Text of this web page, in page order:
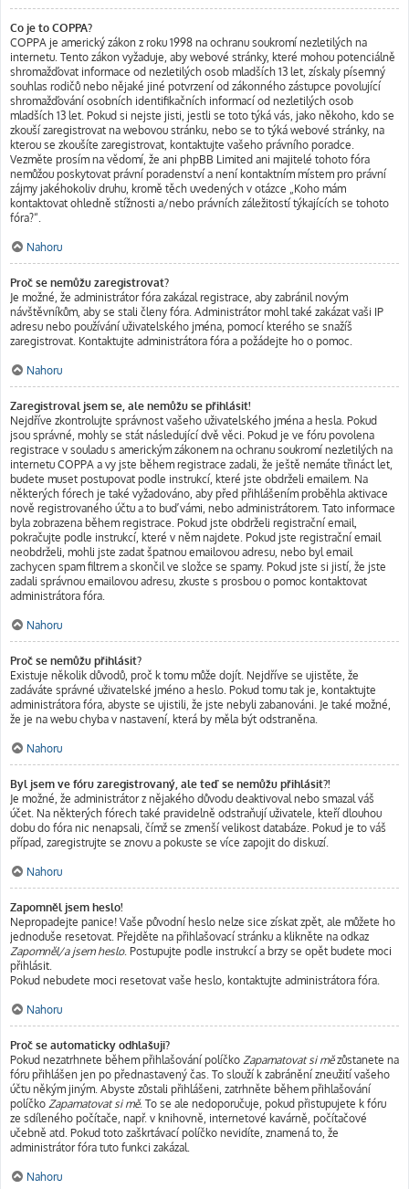
Co je to COPPA?
COPPA je americký zákon z roku 1998 na ochranu soukromí nezletilých na
internetu. Tento zákon vyžaduje, aby webové stránky, které mohou potenciálně
shromažďovat informace od nezletilých osob mladších 13 let, získaly písemný
souhlas rodičů nebo nějaké jiné potvrzení od zákonného zástupce povolující
shromažďování osobních identifikačních informací od nezletilých osob
mladších 13 let. Pokud si nejste jisti, jestli se toto týká vás, jako někoho, kdo se
zkouší zaregistrovat na webovou stránku, nebo se to týká webové stránky, na
kterou se zkoušíte zaregistrovat, kontaktujte vašeho právního poradce.
Vezměte prosím na vědomí, že ani phpBB Limited ani majitelé tohoto fóra
nemůžou poskytovat právní poradenství a není kontaktním místem pro právní
zájmy jakéhokoliv druhu, kromě těch uvedených v otázce „Koho mám
kontaktovat ohledně stížnosti a/nebo právních záležitostí týkajících se tohoto
fóra?“.
Nahoru
Proč se nemůžu zaregistrovat?
Je možné, že administrátor fóra zakázal registrace, aby zabránil novým
návštěvníkům, aby se stali členy fóra. Administrátor mohl také zakázat vaši IP
adresu nebo používání uživatelského jména, pomocí kterého se snažíš
zaregistrovat. Kontaktujte administrátora fóra a požádejte ho o pomoc.
Nahoru
Zaregistroval jsem se, ale nemůžu se přihlásit!
Nejdříve zkontrolujte správnost vašeho uživatelského jména a hesla. Pokud
jsou správné, mohly se stát následující dvě věci. Pokud je ve fóru povolena
registrace v souladu s americkým zákonem na ochranu soukromí nezletilých na
internetu COPPA a vy jste během registrace zadali, že ještě nemáte třináct let,
budete muset postupovat podle instrukcí, které jste obdrželi emailem. Na
některých fórech je také vyžadováno, aby před přihlášením proběhla aktivace
nově registrovaného účtu a to buď vámi, nebo administrátorem. Tato informace
byla zobrazena během registrace. Pokud jste obdrželi registrační email,
pokračujte podle instrukcí, které v něm najdete. Pokud jste registrační email
neobdrželi, mohli jste zadat špatnou emailovou adresu, nebo byl email
zachycen spam filtrem a skončil ve složce se spamy. Pokud jste si jistí, že jste
zadali správnou emailovou adresu, zkuste s prosbou o pomoc kontaktovat
administrátora fóra.
Nahoru
Proč se nemůžu přihlásit?
Existuje několik důvodů, proč k tomu může dojít. Nejdříve se ujistěte, že
zadáváte správné uživatelské jméno a heslo. Pokud tomu tak je, kontaktujte
administrátora fóra, abyste se ujistili, že jste nebyli zabanováni. Je také možné,
že je na webu chyba v nastavení, která by měla být odstraněna.
Nahoru
Byl jsem ve fóru zaregistrovaný, ale teď se nemůžu přihlásit?!
Je možné, že administrátor z nějakého důvodu deaktivoval nebo smazal váš
účet. Na některých fórech také pravidelně odstraňují uživatele, kteří dlouhou
dobu do fóra nic nenapsali, čímž se zmenší velikost databáze. Pokud je to váš
případ, zaregistrujte se znovu a pokuste se více zapojit do diskuzí.
Nahoru
Zapomněl jsem heslo!
Nepropadejte panice! Vaše původní heslo nelze sice získat zpět, ale můžete ho
jednoduše resetovat. Přejděte na přihlašovací stránku a klikněte na odkaz
Zapomněl/a jsem heslo. Postupujte podle instrukcí a brzy se opět budete moci
přihlásit.
Pokud nebudete moci resetovat vaše heslo, kontaktujte administrátora fóra.
Nahoru
Proč se automaticky odhlašuji?
Pokud nezatrhnete během přihlašování políčko Zapamatovat si mězůstanete na
fóru přihlášen jen po přednastavený čas. To slouží k zabránění zneužití vašeho
účtu někým jiným. Abyste zůstali přihlášeni, zatrhněte během přihlašování
políčko Zapamatovat si mě. To se ale nedoporučuje, pokud přistupujete k fóru
ze sdíleného počítače, např. v knihovně, internetové kavárně, počítačové
učebně atd. Pokud toto zaškrtávací políčko nevidíte, znamená to, že
administrátor fóra tuto funkci zakázal.
Nahoru